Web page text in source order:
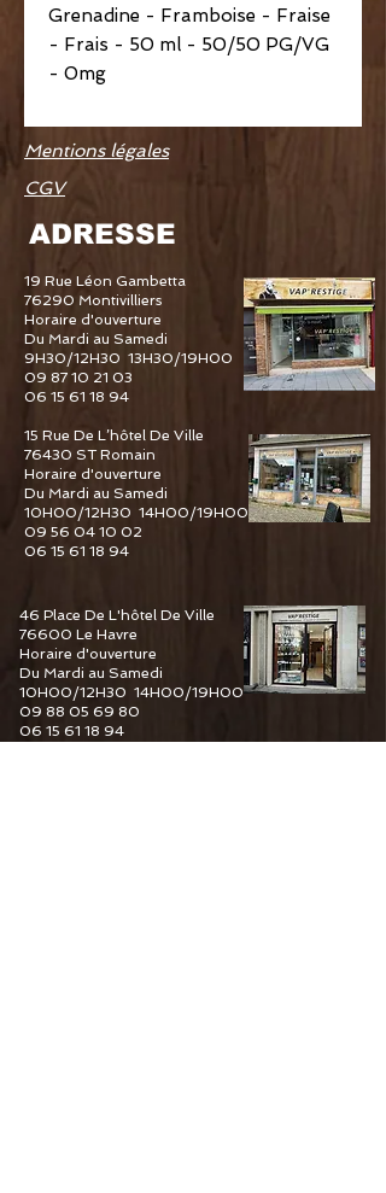
Grenadine - Framboise - Fraise
- Frais - 50 ml - 50/50 PG/VG
- 0mg
Mentions légales
CGV
ADRESSE
19 Rue Léon Gambetta
76290 Montivilliers
Horaire d'ouverture
Du Mardi au Samedi
9H30/12H30 13H30/19H00
09 87 10 21 03
06 15 61 18 94
15 Rue De L’hôtel De Ville
76430 ST Romain
Horaire d'ouverture
Du Mardi au Samedi
10H00/12H30 14H00/19H00
09 56 04 10 02
06 15 61 18 94
46 Place De L'hôtel De Ville
76600 Le Havre
Horaire d'ouverture
Du Mardi au Samedi
10H00/12H30 14H00/19H00
09 88 05 69 80
06 15 61 18 94